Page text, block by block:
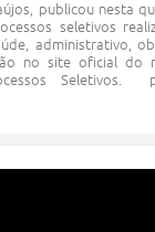
publicou nesta
seletivos
administrativo,
no site oficial do
Seletivos.